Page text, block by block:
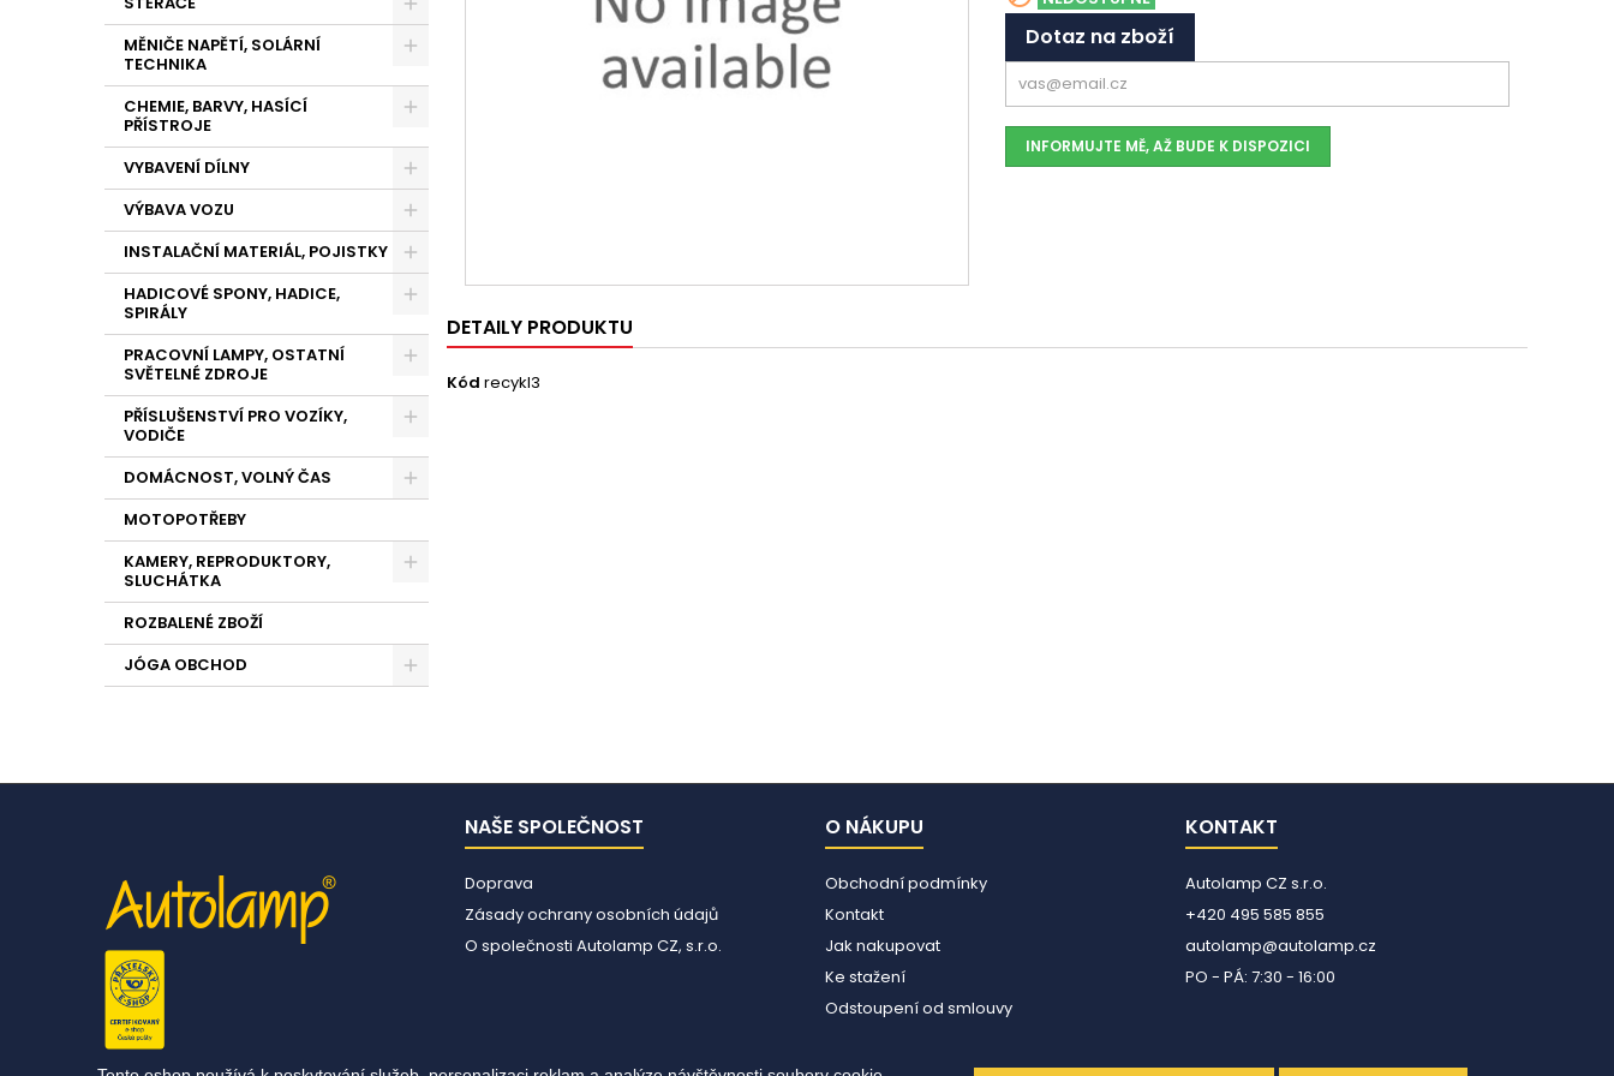
MĚNIČE NAPĚTÍ, SOLÁRNÍ
TECHNIKA
CHEMIE, BARVY, HASÍCÍ
PŘÍSTROJE
VYBAVENÍ DÍLNY
VÝBAVA VOZU
INSTALAČNÍ MATERIÁL, POJISTKY
HADICOVÉ SPONY, HADICE,
SPIRÁLY
PRACOVNÍ LAMPY, OSTATNÍ
SVĚTELNÉ ZDROJE
PŘÍSLUŠENSTVÍ PRO VOZÍKY,
VODIČE
DOMÁCNOST, VOLNÝ ČAS
MOTOPOTŘEBY
KAMERY, REPRODUKTORY,
SLUCHÁTKA
ROZBALENÉ ZBOŽÍ
JÓGA OBCHOD
Dotaz na zboží
INFORMUJTE MĚ, AŽ BUDE K DISPOZICI
DETAILY PRODUKTU
Kód recykl3
NAŠE SPOLEČNOST
Doprava
Zásady ochrany osobních údajů
O společnosti Autolamp CZ, s.r.o.
O NÁKUPU
Obchodní podmínky
Kontakt
Jak nakupovat
Ke stažení
Odstoupení od smlouvy
KONTAKT
Autolamp CZ s.r.o.
+420 495 585 855
autolamp@autolamp.cz
PO - PÁ: 7:30 - 16:00